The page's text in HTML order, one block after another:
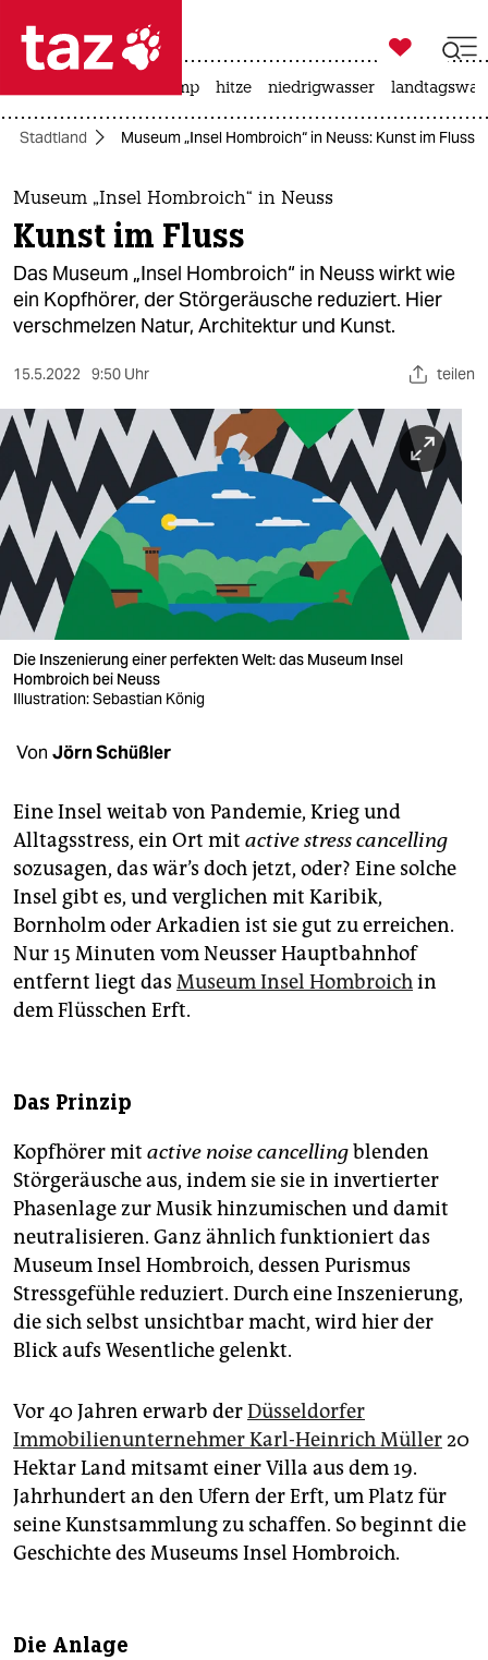
 taz zahl ich
taz zahl ich
themen
politik
öko
sport
berlin
nord
wahrheit
verlag
verlag
shop
fragen & hilfe
unterstützen
abo
genossenschaft
epaper login

taz zahl ich
usa unter trump hitze niedrigwasser
Stadtland Museum „Insel Hombroich“ in Neuss: Kunst im Fluss
Museum „Insel Hombroich“ in Neuss
Kunst im Fluss
Das Museum „Insel Hombroich“ in Neuss wirkt wie
ein Kopfhörer, der Störgeräusche reduziert. Hier
verschmelzen Natur, Architektur und Kunst.
15.5.2022 9:50 Uhr teilen
Die Inszenierung einer perfekten Welt: das Museum Insel
Hombroich bei Neuss
Illustration: Sebastian König
Von Jörn Schüßler
Eine Insel weitab von Pandemie, Krieg und
Alltagsstress, ein Ort mit active stress ­cancelling
sozusagen, das wär’s doch jetzt, oder? Eine solche
Insel gibt es, und verglichen mit Karibik,
Bornholm oder Arkadien ist sie gut zu erreichen.
Nur 15 Minuten vom Neusser Hauptbahnhof
entfernt liegt das Museum Insel Hombroichin
dem Flüsschen Erft.
Das Prinzip
Kopfhörer mit active noise ­cancellingblenden
Störgeräusche aus, indem sie sie in invertierter
Phasenlage zur Musik hinzumischen und damit
neutralisieren. Ganz ähnlich funktioniert das
Museum Insel Hombroich, dessen Purismus
Stressgefühle reduziert. Durch eine Inszenierung,
die sich selbst unsichtbar macht, wird hier der
Blick aufs Wesentliche gelenkt.
Vor 40 Jahren erwarb derDüsseldorfer
Immobilienunternehmer Karl-Heinrich Müller20
Hektar Land mitsamt einer Villa aus dem 19.
Jahrhundert an den Ufern der Erft, um Platz für
seine Kunstsammlung zu schaffen. So beginnt die
Geschichte des Museums Insel Hombroich.
Die Anlage